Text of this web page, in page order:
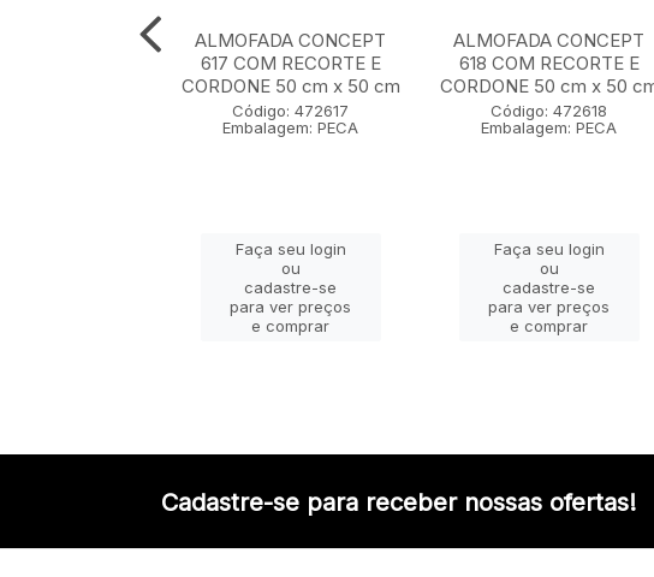
ALMOFADA CONCEPT
617 COM RECORTE E
CORDONE 50 cm x 50 cm
Código: 472617
Embalagem: PECA
Faça seu login
ou
cadastre-se
para ver preços
e comprar
ALMOFADA CONCEPT
618 COM RECORTE E
CORDONE 50 cm x 50
Código: 472618
Embalagem: PECA
Faça seu login
ou
cadastre-se
para ver preços
e comprar
Cadastre-se para receber nossas ofertas!